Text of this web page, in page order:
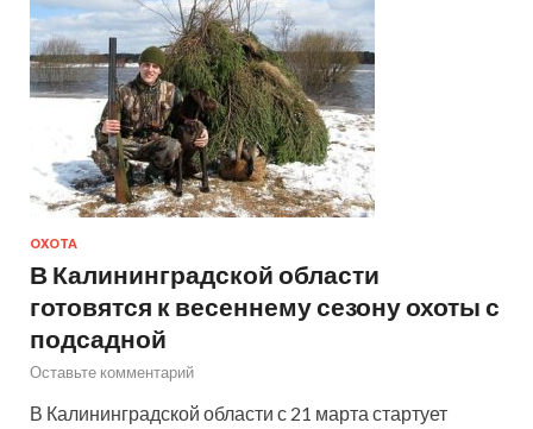
ОХОТА
В Калининградской области
готовятся к весеннему сезону охоты с
подсадной
Оставьте комментарий
В Калининградской области с 21 марта стартует